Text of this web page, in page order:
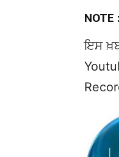
NOTE :
ਇਸ